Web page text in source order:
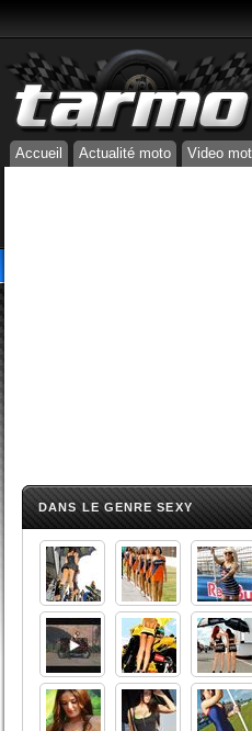
Accueil Actualité moto Video
DANS LE GENRE SEXY